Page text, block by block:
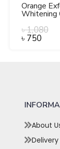
Orange
Whitening
৳1,080
৳ 750
About